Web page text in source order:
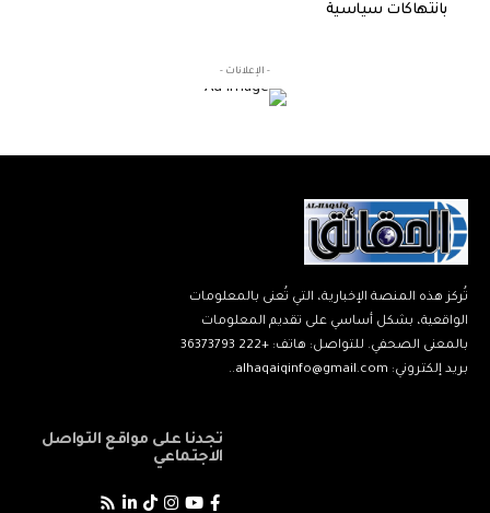
بانتهاكات سياسية
- الإعلانات -
تُركز هذه المنصة الإخبارية، التي تُعنى بالمعلومات
الواقعية، بشكل أساسي على تقديم المعلومات
بالمعنى الصحفي. للتواصل: هاتف: +222 36373793
بريد إلكتروني: alhaqaiqinfo@gmail.com..
تجدنا على مواقع التواصل
الاجتماعي